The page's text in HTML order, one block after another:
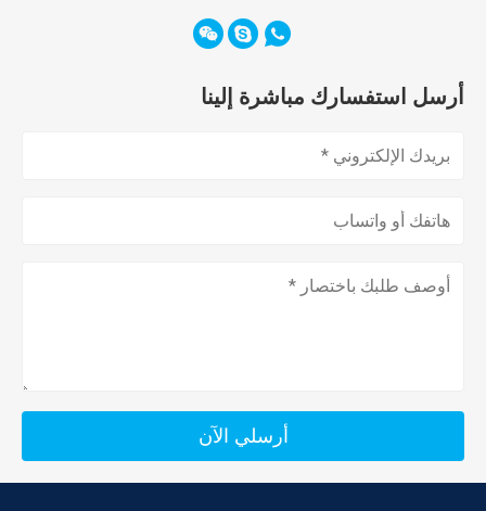
أرسل استفسارك مباشرة إلينا
أرسلي الآن